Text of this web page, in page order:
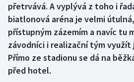
Curling
Dostihy
Florbal
přetrvává. A vyplývá z toho i
biatlonová aréna je velmi
přístupným zázemím a navíc tu
závodníci i realizační tým využít
Přímo ze stadionu se dá na
před hotel.